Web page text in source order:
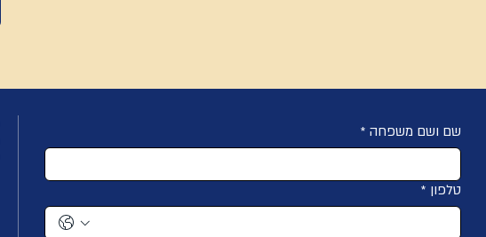
שם ושם משפחה *
טלפון *